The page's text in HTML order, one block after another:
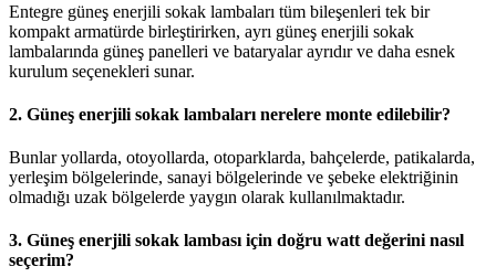
Entegre güneş enerjili sokak lambaları tüm bileşenleri tek bir
kompakt armatürde birleştirirken, ayrı güneş enerjili sokak
lambalarında güneş panelleri ve bataryalar ayrıdır ve daha esnek
kurulum seçenekleri sunar.
2. Güneş enerjili sokak lambaları nerelere monte edilebilir?
Bunlar yollarda, otoyollarda, otoparklarda, bahçelerde, patikalarda,
yerleşim bölgelerinde, sanayi bölgelerinde ve şebeke elektriğinin
olmadığı uzak bölgelerde yaygın olarak kullanılmaktadır.
3. Güneş enerjili sokak lambası için doğru watt değerini nasıl
seçerim?